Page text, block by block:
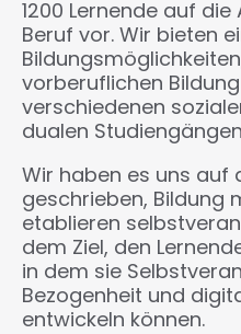
1200 Lernende auf
Beruf vor. Wir bieten
vorberuflichen
verschiedenen
dualen
Wir haben es uns auf
geschrieben, Bildung
etablieren
dem Ziel, den
in dem sie
Bezogenheit und
entwickeln können.